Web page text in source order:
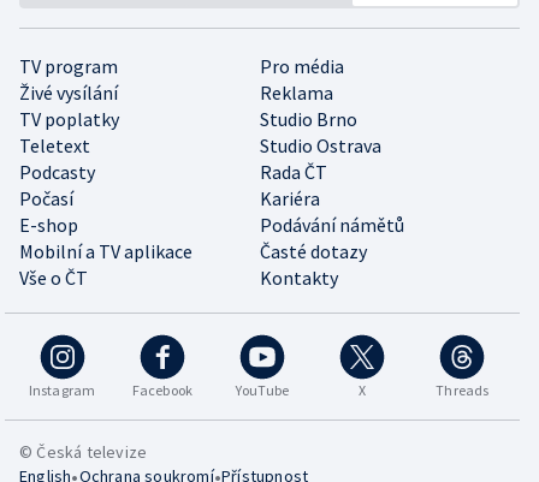
TV program
Pro média
Živé vysílání
Reklama
TV poplatky
Studio Brno
Teletext
Studio Ostrava
Podcasty
Rada ČT
Počasí
Kariéra
E-shop
Podávání námětů
Mobilní a TV aplikace
Časté dotazy
Vše o ČT
Kontakty
Instagram Facebook YouTube X Threads
© Česká televize
English•Ochrana soukromí•Přístupnost